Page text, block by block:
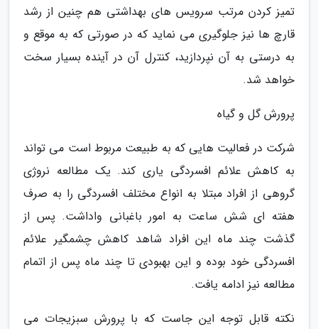
تمیز کردن مرتب سرویس های بهداشتی هم چنین از رشد
قارچ ها نیز جلوگیری می نماید که در صورتی که به موقع و
به درستی به آن نپردازید، کنترل آن در آینده بسیار سخت
خواهد شد.
پرورش گل و گیاه
شرکت در فعالیت هایی که به طبیعت مربوط است می تواند
به کاهش علائم افسردگی یاری کند. یک مطالعه نروژی
گروهی از افراد مبتلا به انواع مختلف افسردگی را به صرف
هفته ای شش ساعت به امور باغبانی واداشت. پس از
گذشت چند ماه این افراد شاهد کاهش چشمگیر علائم
افسردگی خود بوده و این بهبودی تا چند ماه پس از اتمام
مطالعه نیز ادامه یافت.
نکته قابل توجه این جاست که با پرورش سبزیجات می